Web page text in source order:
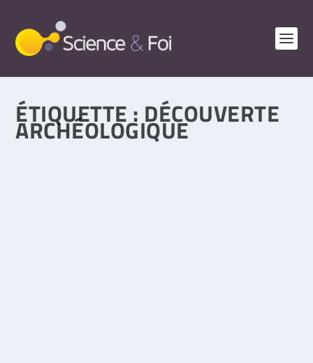
ÉTIQUETTE : DÉCOUVERTE
ARCHÉOLOGIQUE